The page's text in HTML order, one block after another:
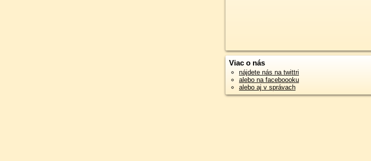
Viac o nás
nájdete nás na twittri
alebo na faceboooku
alebo aj v správach